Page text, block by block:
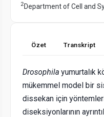
2Department of Cell and
Özet Transkript
Drosophila yumurtalık
mükemmel model bir
dissekan için
diseksiyonlarının